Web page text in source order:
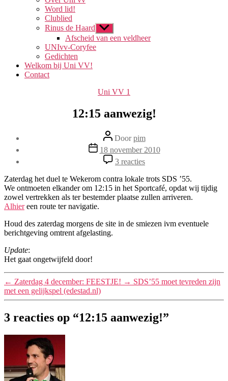
Word lid!
Clublied
Rinus de Haard Toon
submenu
Afscheid van een veldheer
UNIvv-Coryfee
Gedichten
Welkom bij Uni VV!
Contact
Categorieën
Uni VV 1
12:15 aanwezig!
Berichtauteur
Doorpim
Berichtdatum
18 november 2010
3 reacties
12:15
aanwezig!
Zaterdag het duel te Wekerom contra lokale trots SDS ’55.
We ontmoeten elkander om 12:15 in het Sportcafé, opdat wij tijdig
zowel vertrekken als ter bestemder plaatse zullen arriveren.
Alhiereen route ter navigatie.
Houd des zaterdag morgens de site in de smiezen ivm eventuele
berichtgeving omtrent afgelasting.
Update:
Het gaat ongetwijfeld door!
← Zaterdag 4 december: FEESTJE! → SDS’55 moet tevreden zijn
met een gelijkspel (edestad.nl)
3 reacties op “12:15 aanwezig!”